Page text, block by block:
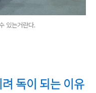
있는거란다.
독이 되는 이유